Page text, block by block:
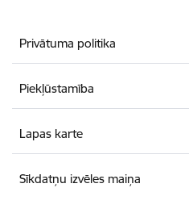
Privātuma politika
Piekļūstamība
Lapas karte
Sīkdatņu izvēles maiņa